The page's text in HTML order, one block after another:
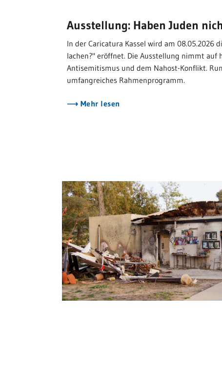
Ausstellung: Haben Juden
In der Caricatura Kassel wird am 08.05.2026
lachen?" eröffnet. Die Ausstellung nimmt auf
Antisemitismus und dem Nahost-Konflikt.
umfangreiches Rahmenprogramm.
Mehr lesen